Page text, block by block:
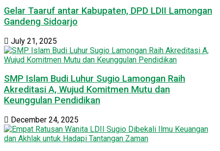
Gelar Taaruf antar Kabupaten, DPD LDII Lamongan
Gandeng Sidoarjo
July 21, 2025
SMP Islam Budi Luhur Sugio Lamongan Raih
Akreditasi A, Wujud Komitmen Mutu dan
Keunggulan Pendidikan
December 24, 2025